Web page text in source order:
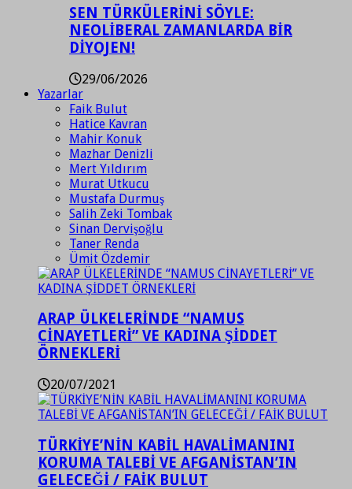
SEN TÜRKÜLERİNİ SÖYLE:
NEOLİBERAL ZAMANLARDA BİR
DİYOJEN!
29/06/2026
Yazarlar
Faik Bulut
Hatice Kavran
Mahir Konuk
Mazhar Denizli
Mert Yıldırım
Murat Utkucu
Mustafa Durmuş
Salih Zeki Tombak
Sinan Dervişoğlu
Taner Renda
Ümit Özdemir
ARAP ÜLKELERİNDE “NAMUS
CİNAYETLERİ” VE KADINA ŞİDDET
ÖRNEKLERİ
20/07/2021
TÜRKİYE’NİN KABİL HAVALİMANINI
KORUMA TALEBİ VE AFGANİSTAN’IN
GELECEĞİ / FAİK BULUT